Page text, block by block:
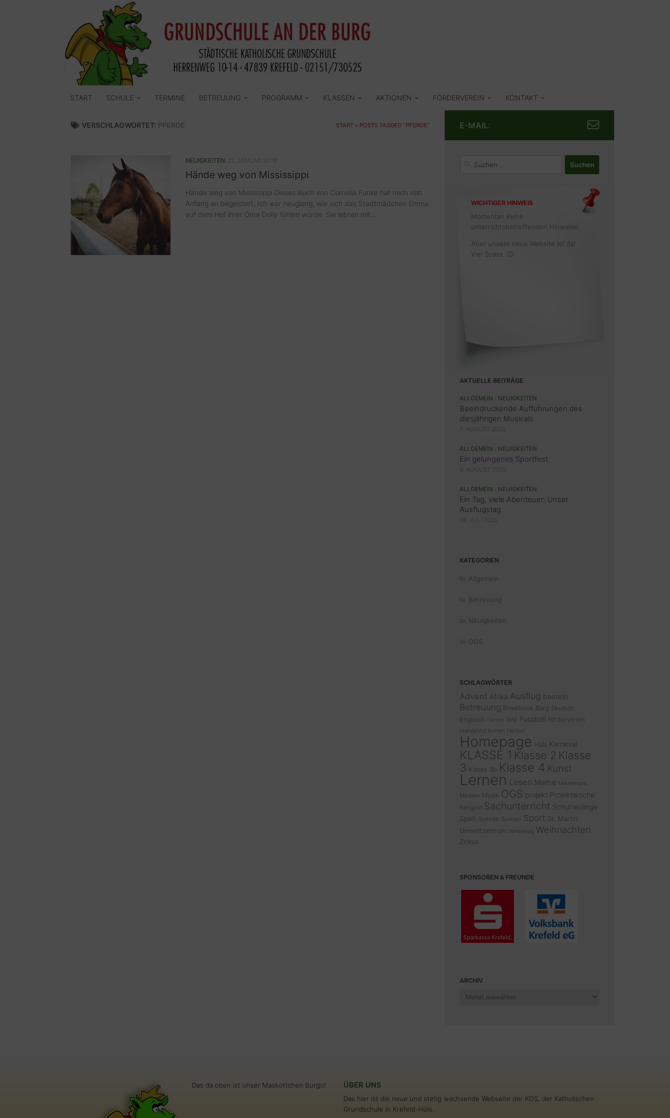
START SCHULE TERMINE BETREUUNG PROGRAMM KLASSEN AKTIONEN FÖRDERVEREIN KONTAKT
VERSCHLAGWORTET: PFERDE START » POSTS TAGGED "PFERDE"
NEUIGKEITEN
Hände weg von Mississippi
Hände weg von Mississippi Dieses Buch von Cornelia Funke hat mich von
Anfang an begeistert. Ich war neugierig, wie sich das Stadtmädchen Emma
auf dem Hof ihrer Oma Dolly fühlen würde. Sie lebten mit...
E-MAIL:
WICHTIGER HINWEIS
Momentan keine
unterrichtsbetreffenden Hinweise.
Aber unsere neue Website ist da!
Viel Spass. 🙂
AKTUELLE BEITRÄGE
ALLGEMEIN NEUIGKEITEN
Beeindruckende Aufführungen des
diesjährigen Musicals
ALLGEMEIN NEUIGKEITEN
Ein gelungenes Sportfest
ALLGEMEIN NEUIGKEITEN
Ein Tag, viele Abenteuer: Unser
Ausflugstag
KATEGORIEN
Allgemein
Betreuung
Neuigkeiten
OGS
SCHLAGWÖRTER
Advent Afrika Ausflug basteln
Betreuung Breetlook Burg Deutsch
Englisch Ferien fest Fussball Förderverein
Handelnd lernen Herbst
Homepage Hüls Karneval
KLASSE 1 Klasse 2 Klasse
3 Klasse 3b Klasse 4 Kunst
Lernen Lesen Mathe Mathematik
Medien Musik OGS projekt Projektwoche
Religion Sachunterricht Schulneulinge
Spaß Spende Spielen Sport St. Martin
Umweltzentrum Vorlesetag Weihnachten
Zirkus
SPONSOREN & FREUNDE
ARCHIV
Archiv
Das da oben ist unser Maskottchen Burgo! ÜBER UNS
Das hier ist die neue und stetig wachsende Webseite der KGS, der Katholischen
Grundschule in Krefeld-Hüls.